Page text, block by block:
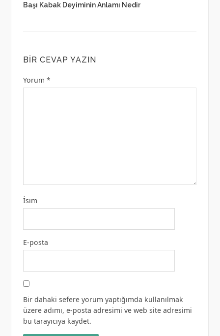
Başı Kabak Deyiminin Anlamı Nedir
BIR CEVAP YAZIN
Yorum *
İsim
E-posta
Bir dahaki sefere yorum yaptığımda kullanılmak
üzere adımı, e-posta adresimi ve web site adresimi
bu tarayıcıya kaydet.